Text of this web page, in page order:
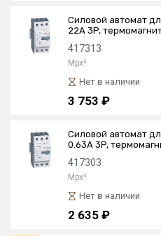
Силовой автомат
22А 3P,
417313
Mpx³
Нет в наличии
3 753 ₽
Силовой автомат
0.63А 3P,
417303
Mpx³
Нет в наличии
2 635 ₽